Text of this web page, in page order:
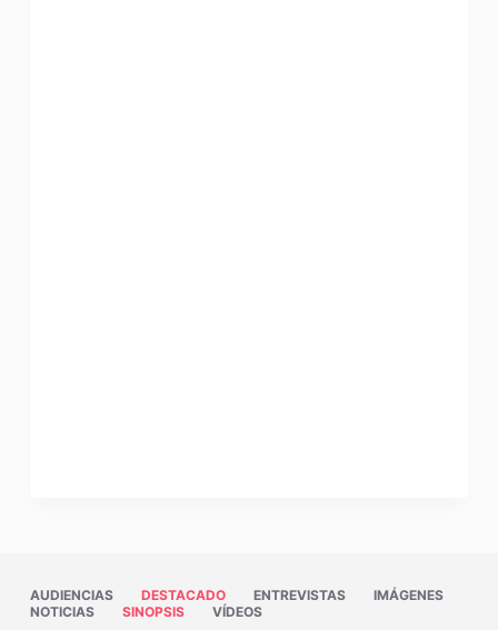
AUDIENCIAS DESTACADO ENTREVISTAS
IMÁGENES
NOTICIAS
SINOPSIS VÍDEOS